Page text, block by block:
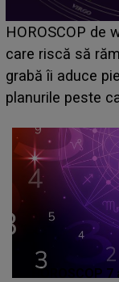
Emanuel a ținut
acum! În fața
face o
sa: "I-am spus și
HOROSCOP